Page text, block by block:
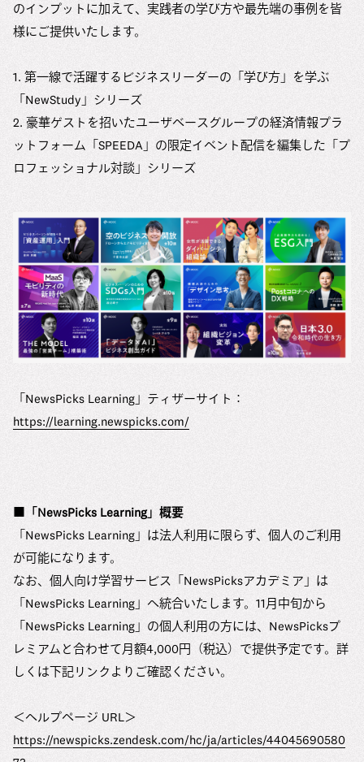
のインプットに加えて、実践者の学び方や最先端の事例を皆
様にご提供いたします。
1. 第一線で活躍するビジネスリーダーの「学び方」を学ぶ
「NewStudy」シリーズ
2. 豪華ゲストを招いたユーザベースグループの経済情報プラ
ットフォーム「SPEEDA」の限定イベント配信を編集した「プ
ロフェッショナル対談」シリーズ
「NewsPicks Learning」ティザーサイト：
https://learning.newspicks.com/
■「NewsPicks Learning」概要
「NewsPicks Learning」は法人利用に限らず、個人のご利用
が可能になります。
なお、個人向け学習サービス「NewsPicksアカデミア」は
「NewsPicks Learning」へ統合いたします。11月中旬から
「NewsPicks Learning」の個人利用の方には、NewsPicksプ
レミアムと合わせて月額4,000円（税込）で提供予定です。詳
しくは下記リンクよりご確認ください。
＜ヘルプページ URL＞
https://newspicks.zendesk.com/hc/ja/articles/44045690580